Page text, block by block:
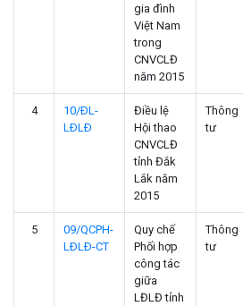
gia đình
Việt Nam
trong
CNVCLĐ
năm 2015
4
10/ÐL-
LÐLÐ
Điều lệ
Hội thao
CNVCLĐ
tỉnh Đắk
Lắk năm
2015
Thông
tư
5
09/QCPH-
LÐLÐ-CT
Quy chế
Phối hợp
công tác
giữa
LĐLĐ tỉnh
Thông
tư